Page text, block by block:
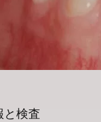
と検査